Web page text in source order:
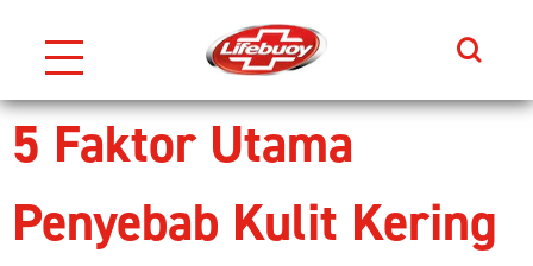
Skip to content
Search
5 Faktor Utama
Penyebab Kulit Kering